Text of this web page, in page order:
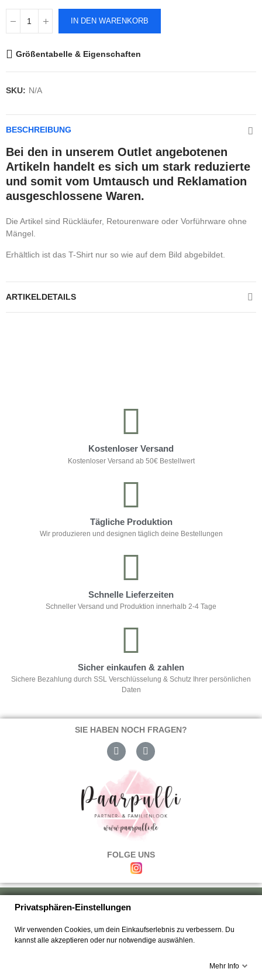
IN DEN WARENKORB
Größentabelle & Eigenschaften
SKU: N/A
BESCHREIBUNG
Bei den in unserem Outlet angebotenen
Artikeln handelt es sich um stark reduzierte
und somit vom Umtausch und Reklamation
ausgeschlossene Waren.
Die Artikel sind Rückläufer, Retourenware oder Vorführware ohne
Mängel.
Erhältlich ist das T-Shirt nur so wie auf dem Bild abgebildet.
ARTIKELDETAILS
Kostenloser Versand
Kostenloser Versand ab 50€ Bestellwert
Tägliche Produktion
Wir produzieren und designen täglich deine Bestellungen
Schnelle Lieferzeiten
Schneller Versand und Produktion innerhalb 2-4 Tage
Sicher einkaufen & zahlen
Sichere Bezahlung durch SSL Verschlüsselung & Schutz Ihrer persönlichen
Daten
SIE HABEN NOCH FRAGEN?
FOLGE UNS
Über uns|Versand & Zahlung|Umtausch & Rückgabe
Kontakt
Privatsphären-Einstellungen
Wir verwenden Cookies, um dein Einkaufserlebnis zu verbessern. Du
kannst alle akzeptieren oder nur notwendige auswählen.
Mehr Info